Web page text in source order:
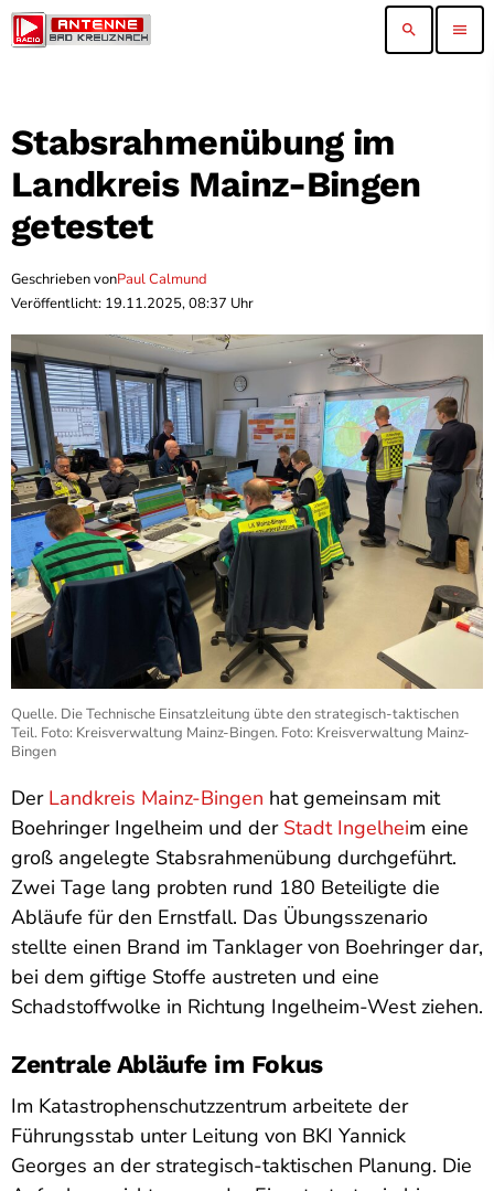
search menu
Stabsrahmenübung im
Landkreis Mainz-Bingen
getestet
Geschrieben vonPaul Calmund
Veröffentlicht: 19.11.2025, 08:37 Uhr
Quelle. Die Technische Einsatzleitung übte den strategisch-taktischen
Teil. Foto: Kreisverwaltung Mainz-Bingen. Foto: Kreisverwaltung Mainz-
Bingen
Der Landkreis Mainz-Bingen hat gemeinsam mit
Boehringer Ingelheim und der Stadt Ingelheim eine
groß angelegte Stabsrahmenübung durchgeführt.
Zwei Tage lang probten rund 180 Beteiligte die
Abläufe für den Ernstfall. Das Übungsszenario
stellte einen Brand im Tanklager von Boehringer dar,
bei dem giftige Stoffe austreten und eine
Schadstoffwolke in Richtung Ingelheim-West ziehen.
Zentrale Abläufe im Fokus
Im Katastrophenschutzzentrum arbeitete der
Führungsstab unter Leitung von BKI Yannick
Georges an der strategisch-taktischen Planung. Die